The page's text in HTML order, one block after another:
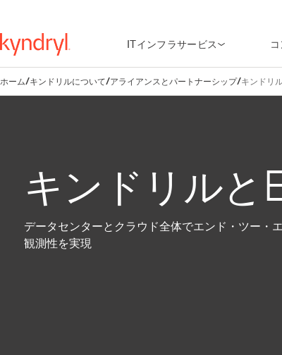
ITインフラサービス
ホーム/キンドリルについて/アライアンスとパートナーシップ/キンドリ
キンドリルと
データセンターとクラウド全体でエンド・ツー・
観測性を実現